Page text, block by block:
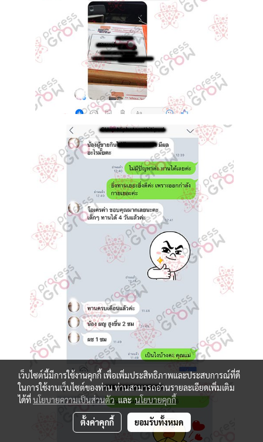
เว็บไซต์นี้มีการใช้งานคุกกี้ เพื่อเพิ่มประสิทธิภาพและประสบการณ์ที่ดี
ในการใช้งานเว็บไซต์ของท่าน ท่านสามารถอ่านรายละเอียดเพิ่มเติม
ได้ที่นโยบายความเป็นส่วนตัวและนโยบายคุกกี้
ตั้งค่าคุกกี้ ยอมรับทั้งหมด